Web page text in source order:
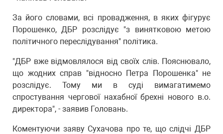
За його словами, всі провадження, в яких фігурує
Порошенко, ДБР розслідує "з винятковою метою
політичного переслідування" політика.
"ДБР вже відмовлялося від своїх слів. Пояснювало,
що жодних справ "відносно Петра Порошенка" не
розслідує. Тому ми в суді вимагатимемо
спростування чергової нахабної брехні нового в.о.
директора", - заявив Головань.
Коментуючи заяву Сухачова про те, що слідчі ДБР